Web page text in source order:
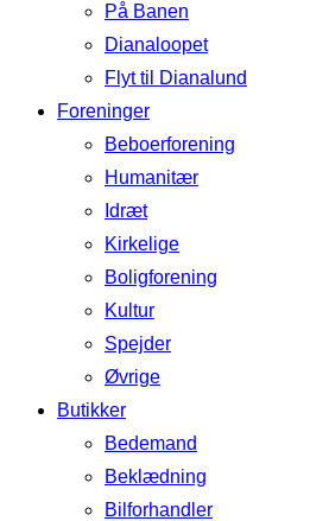
På Banen
Dianaloopet
Flyt til Dianalund
Foreninger
Beboerforening
Humanitær
Idræt
Kirkelige
Boligforening
Kultur
Spejder
Øvrige
Butikker
Bedemand
Beklædning
Bilforhandler